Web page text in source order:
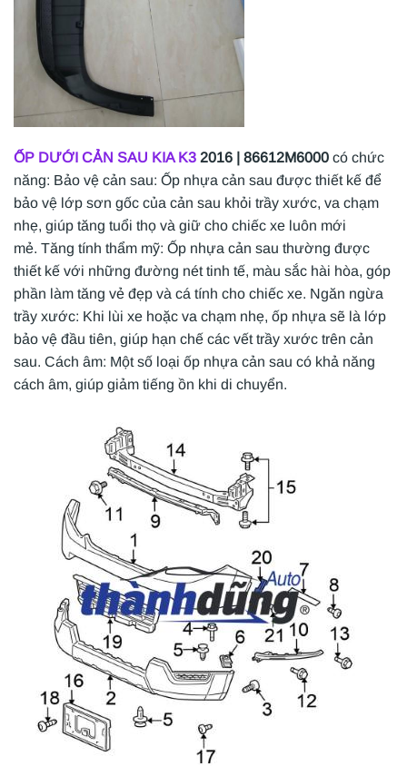
ỐP DƯỚI CẢN SAU KIA K3 2016 | 86612M6000 có chức
năng: Bảo vệ cản sau: Ốp nhựa cản sau được thiết kế để
bảo vệ lớp sơn gốc của cản sau khỏi trầy xước, va chạm
nhẹ, giúp tăng tuổi thọ và giữ cho chiếc xe luôn mới
mẻ. Tăng tính thẩm mỹ: Ốp nhựa cản sau thường được
thiết kế với những đường nét tinh tế, màu sắc hài hòa, góp
phần làm tăng vẻ đẹp và cá tính cho chiếc xe. Ngăn ngừa
trầy xước: Khi lùi xe hoặc va chạm nhẹ, ốp nhựa sẽ là lớp
bảo vệ đầu tiên, giúp hạn chế các vết trầy xước trên cản
sau. Cách âm: Một số loại ốp nhựa cản sau có khả năng
cách âm, giúp giảm tiếng ồn khi di chuyển.